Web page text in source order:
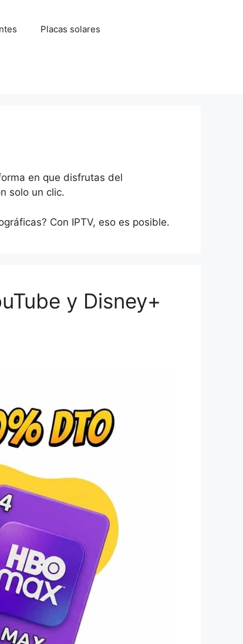
Placas solares
en que disfrutas del
solo un clic.
Con IPTV, eso es posible.
y Disney+